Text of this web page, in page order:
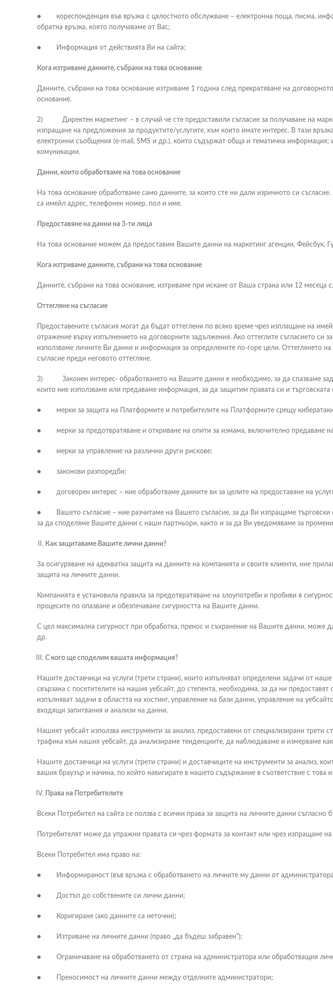
● кореспонденция във връзка с цялостното обслужване – електронна поща, писма,
обратна връзка, която получаваме от Вас;
● Информация от действията Ви на сайта;
Кога изтриваме данните, събрани на това основание
Данните, събрани на това основание изтриваме 1 година след прекратяване на
основание.
2) Директен маркетинг – в случай че сте предоставили съгласие за получаване на
изпращане на предложения за продуктите/услугите, към които имате интерес. В тази
електронни съобщения (e-mail, SMS и др.), които съдържат обща и тематична
комуникации.
Данни, които обработваме на това основание
На това основание обработваме само данните, за които сте ни дали изричното си
са имейл адрес, телефонен номер, пол и име.
Предоставяне на данни на 3-ти лица
На това основание можем да предоставим Вашите данни на маркетинг агенции, Фейсбук,
Кога изтриваме данните, събрани на това основание
Данните, събрани на това основание, изтриваме при искане от Ваша страна или 12 месеца
Оттегляне на съгласие
Предоставените съгласия могат да бъдат оттеглени по всяко време чрез изплащане на
отражение върху изпълнението на договорните задължения. Ако оттеглите съгласието
използваме личните Ви данни и информация за определените по-горе цели. Оттеглянето
съгласие преди неговото оттегляне.
3) Законен интерес- обработването на Вашите данни е необходимо, за да спазваме
които ние използваме или предаваме информация, за да защитим правата си и търговската
● мерки за защита на Платформите и потребителите на Платформите срещу
● мерки за предотвратяване и откриване на опити за измама, включително предаване
● мерки за управление на различни други рискове;
● законови разпоредби;
● договорен интерес – ние обработваме данните ви за целите на предоставяне на
● Вашето съгласие – ние разчитаме на Вашето съгласие, за да Ви изпращаме
за да споделяме Вашите данни с наши партньори, както и за да Ви уведомяваме за
Как защитаваме Вашите лични данни?
За осигуряване на адекватна защита на данните на компанията и своите клиенти, ние
защита на личните данни.
Компанията е установила правила за предотвратяване на злоупотреби и пробиви в
процесите по опазване и обезпечаване сигурността на Вашите данни.
С цел максимална сигурност при обработка, пренос и съхранение на Вашите данни, може
др.
С кого ще споделим вашата информация?
Нашите доставчици на услуги (трети страни), които изпълняват определени задачи от
свързана с посетителите на нашия уебсайт, до степента, необходима, за да ни
изпълняват задачи в областта на хостинг, управление на бази данни, управление на
входящи запитвания и анализи на данни.
Нашият уебсайт използва инструменти за анализ, предоставени от специализирани
трафика към нашия уебсайт, да анализираме тенденциите, да наблюдаваме и измерваме
Нашите доставчици на услуги (трети страни) и доставчиците на инструменти за анализ,
вашия браузър и начина, по който навигирате в нашето съдържание в съответствие с това
Права на Потребителите
Всеки Потребител на сайта се ползва с всички права за защита на личните данни съгласно
Потребителят може да упражни правата си чрез формата за контакт или чрез изпращане
Всеки Потребител има право на:
● Информираност (във връзка с обработването на личните му данни от
● Достъп до собствените си лични данни;
● Коригиране (ако данните са неточни);
● Изтриване на личните данни (право „да бъдеш забравен“);
● Ограничаване на обработването от страна на администратора или обработващия
● Преносимост на личните данни между отделните администратори;